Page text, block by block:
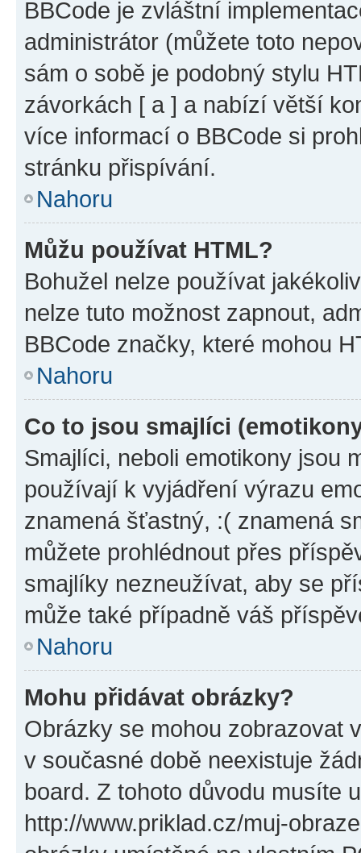
BBCode je zvláštní
administrátor (můžete toto
sám o sobě je podobný stylu
závorkách [ a ] a nabízí větší
více informací o BBCode si
stránku přispívání.
Nahoru
Můžu používat HTML?
Bohužel nelze používat
nelze tuto možnost zapnout,
BBCode značky, které mohou
Nahoru
Co to jsou smajlíci
Smajlíci, neboli emotikony jsou
používají k vyjádření výrazu
znamená šťastný, :( znamená
můžete prohlédnout přes
smajlíky nezneužívat, aby se
může také případně váš
Nahoru
Mohu přidávat obrázky?
Obrázky se mohou zobrazovat
v současné době neexistuje
board. Z tohoto důvodu musíte
http://www.priklad.cz/muj-